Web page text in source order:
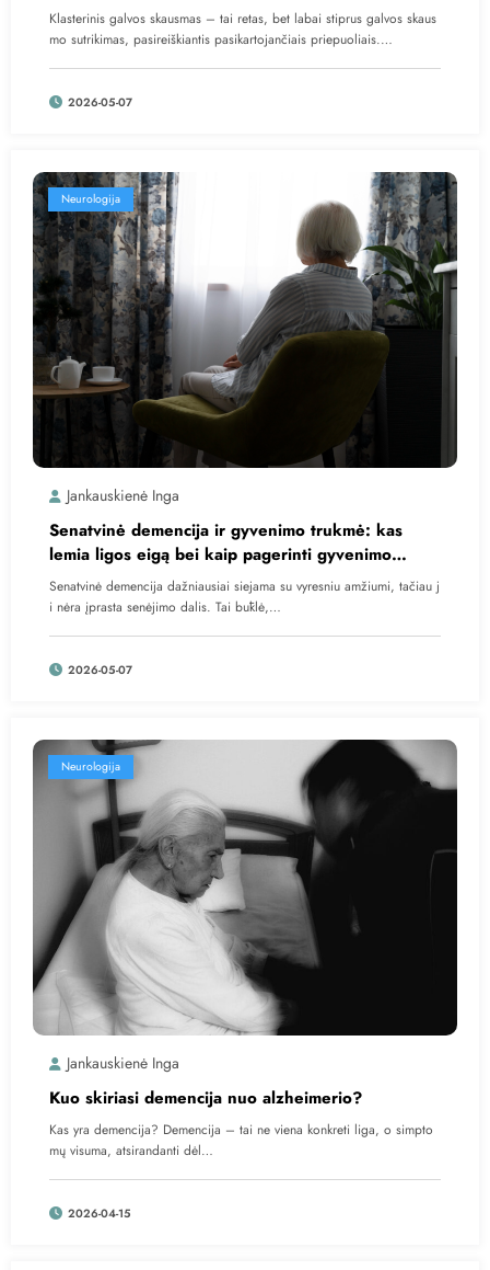
Klasterinis galvos skausmas – tai retas, bet labai stiprus galvos skaus
mo sutrikimas, pasireiškiantis pasikartojančiais priepuoliais.…
2026-05-07
Neurologija
Jankauskienė Inga
Senatvinė demencija ir gyvenimo trukmė: kas
lemia ligos eigą bei kaip pagerinti gyvenimo
kokybę?
Senatvinė demencija dažniausiai siejama su vyresniu amžiumi, tačiau j
i nėra įprasta senėjimo dalis. Tai būklė,…
2026-05-07
Neurologija
Jankauskienė Inga
Kuo skiriasi demencija nuo alzheimerio?
Kas yra demencija? Demencija – tai ne viena konkreti liga, o simpto
mų visuma, atsirandanti dėl…
2026-04-15